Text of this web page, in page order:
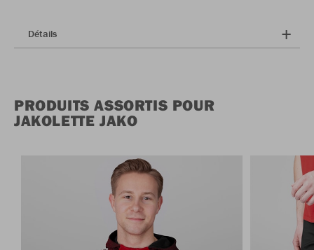
Détails
PRODUITS ASSORTIS POUR
JAKOLETTE JAKO